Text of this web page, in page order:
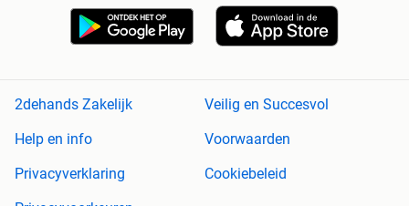
2dehands Zakelijk
Veilig en Succesvol
Help en info
Voorwaarden
Privacyverklaring
Cookiebeleid